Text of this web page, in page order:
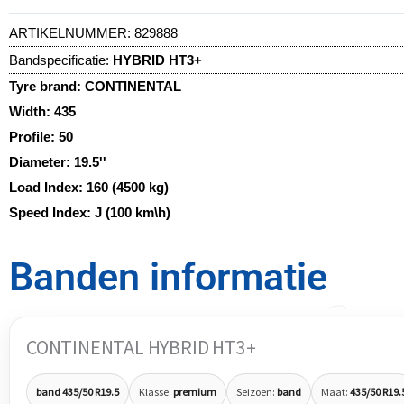
ARTIKELNUMMER: 829888
Bandspecificatie: HYBRID HT3+
Tyre brand: CONTINENTAL
Width: 435
Profile: 50
Diameter: 19.5''
Load Index: 160 (4500 kg)
Speed Index: J (100 km\h)
Banden informatie
CONTINENTAL HYBRID HT3+
band 435/50 R19.5 Klasse: premium Seizoen: band Maat: 435/50